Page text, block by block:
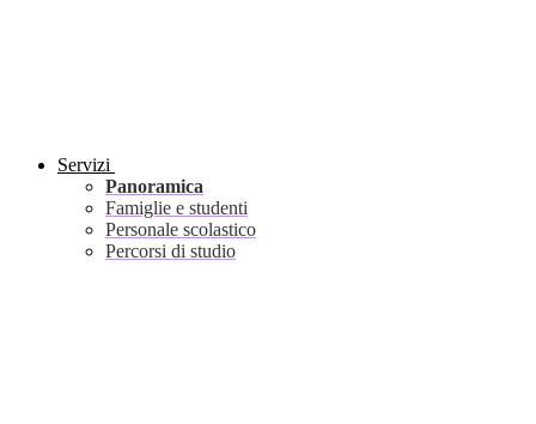
Servizi
Panoramica
Famiglie e studenti
Personale scolastico
Percorsi di studio